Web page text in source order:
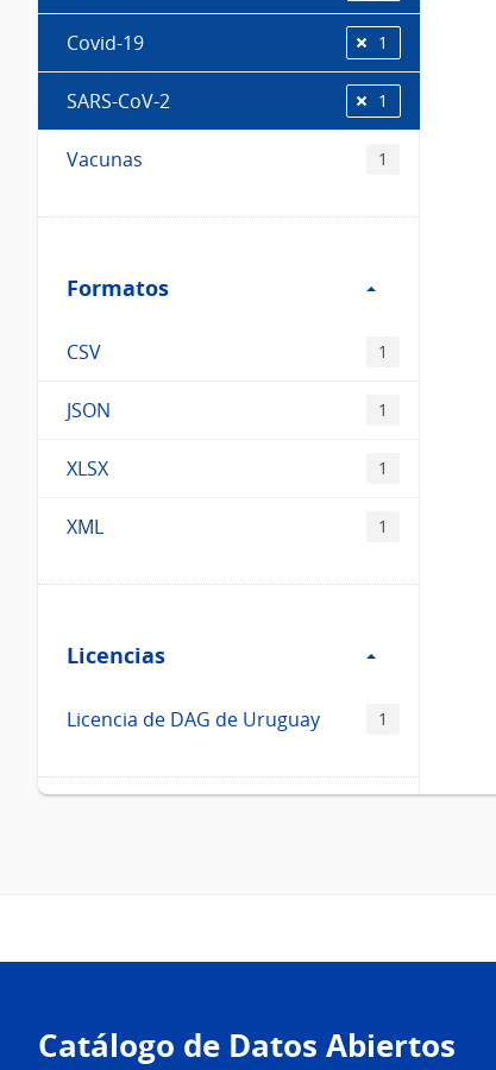
Covid-19 1
SARS-CoV-2 1
Vacunas 1
Formatos
Formatos
CSV 1
JSON 1
XLSX 1
XML 1
Licencias
Licencias
Licencia de DAG de Uruguay 1
Catálogo de Datos Abiertos